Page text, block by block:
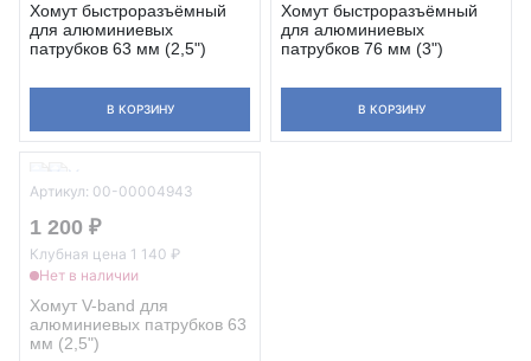
Хомут быстроразъёмный
для алюминиевых
патрубков 63 мм (2,5")
В КОРЗИНУ
Хомут быстроразъёмный
для алюминиевых
патрубков 76 мм (3")
В КОРЗИНУ
Артикул: 00-00004943
1 200 ₽
Клубная цена 1 140 ₽
Нет в наличии
Хомут V-band для
алюминиевых патрубков 63
мм (2,5")